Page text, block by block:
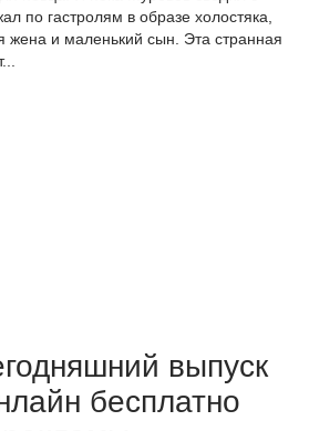
по гастролям в образе холостяка,
жена и маленький сын. Эта странная
выпуск
бесплатно